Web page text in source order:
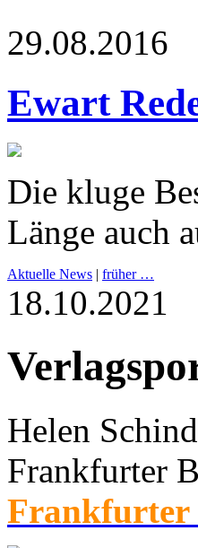
29.08.2016
Ewart
Die kluge
Länge auch
Aktuelle News | früher …
18.10.2021
Helen
Frankfurter
Frankfurter